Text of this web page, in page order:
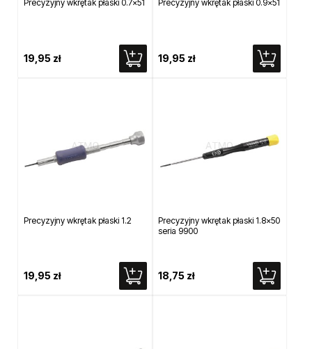
Precyzyjny wkrętak płaski 0.7x51
19,95 zł
Precyzyjny wkrętak płaski 0.9x51
19,95 zł
Precyzyjny wkrętak płaski 1.2
19,95 zł
Precyzyjny wkrętak płaski 1.8x50
seria 9900
18,75 zł